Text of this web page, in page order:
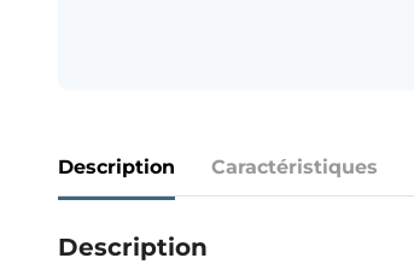
Description Caractéristiques
Description